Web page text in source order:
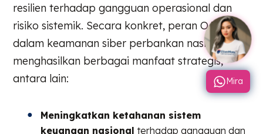
resilien terhadap gangguan operasional dan
risiko sistemik. Secara konkret, peran OJK
dalam keamanan siber perbankan nasional
menghasilkan berbagai manfaat strategis,
antara lain:
Meningkatkan ketahanan sistem
keuangan nasional terhadap gangguan dan
Mira